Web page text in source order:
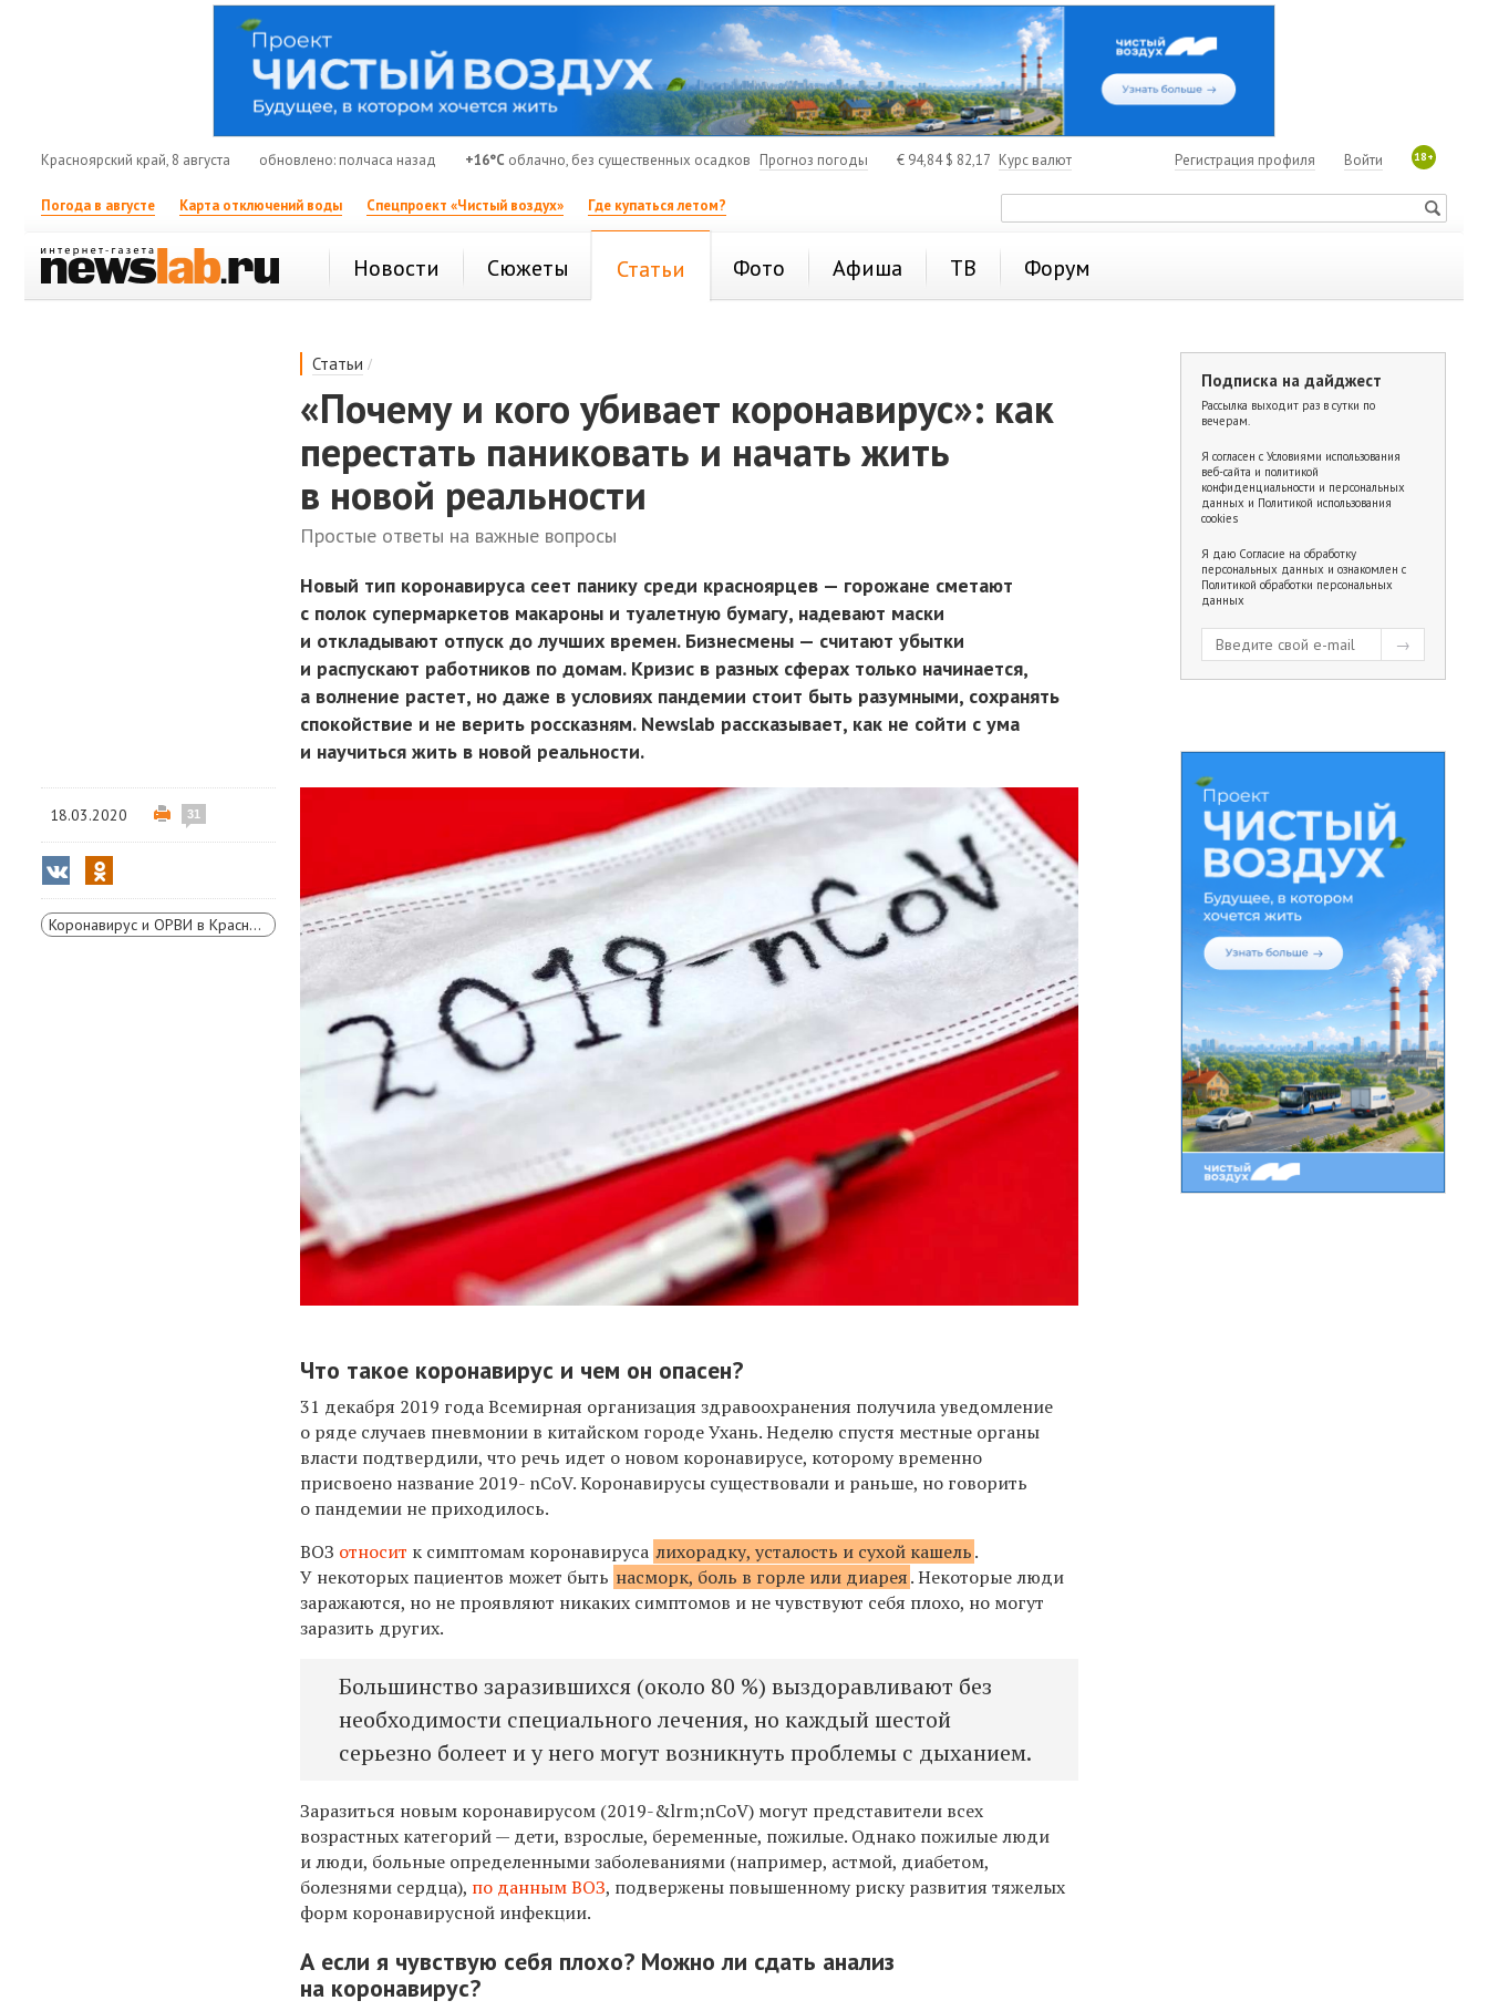
Красноярский край, 8 августа обновлено: полчаса назад +16°C облачно, без существенных осадков Прогноз погоды € 94,84$ 82,17 Курс валют 18+
Войти
Регистрация профиля
Погода в августе Карта отключений воды Спецпроект «Чистый воздух» Где купаться летом?
Новости Сюжеты Статьи Фото Афиша ТВ Форум
Статьи /
«Почему и кого убивает коронавирус»: как
перестать паниковать и начать жить
в новой реальности
Простые ответы на важные вопросы
Новый тип коронавируса сеет панику среди красноярцев — горожане сметают
с полок супермаркетов макароны и туалетную бумагу, надевают маски
и откладывают отпуск до лучших времен. Бизнесмены — считают убытки
и распускают работников по домам. Кризис в разных сферах только начинается,
а волнение растет, но даже в условиях пандемии стоит быть разумными, сохранять
спокойствие и не верить россказням. Newslab рассказывает, как не сойти с ума
и научиться жить в новой реальности.
18.03.2020 31
Коронавирус и ОРВИ в Красноярском крае
Что такое коронавирус и чем он опасен?
31 декабря 2019 годаВсемирная организация здравоохранения получила уведомление
о ряде случаев пневмонии в китайском городе Ухань. Неделю спустя местные органы
власти подтвердили, что речь идет о новом коронавирусе, которому временно
присвоено название 2019- nCoV. Коронавирусы существовали и раньше, но говорить
о пандемии не приходилось.
ВОЗ относит к симптомам коронавируса лихорадку, усталость и сухой кашель.
У некоторых пациентов может быть насморк, боль в горле или диарея. Некоторые люди
заражаются, но не проявляют никаких симптомов и не чувствуют себя плохо, но могут
заразить других.
Большинство заразившихся (около 80 %) выздоравливают без
необходимости специального лечения, но каждый шестой
серьезно болеет и у него могут возникнуть проблемы с дыханием.
Заразиться новым коронавирусом (2019-&lrm;nCoV) могут представители всех
возрастных категорий — дети, взрослые, беременные, пожилые. Однако пожилые люди
и люди, больные определенными заболеваниями (например, астмой, диабетом,
болезнями сердца), по данным ВОЗ, подвержены повышенному риску развития тяжелых
форм коронавирусной инфекции.
А если я чувствую себя плохо? Можно ли сдать анализ
на коронавирус?
Подписка на дайджест
Рассылка выходит раз в сутки по
вечерам.
Я согласен с Условиями использования
веб-сайта и политикой
конфиденциальности и персональных
данных и Политикой использования
cookies
Я даю Согласие на обработку
персональных данных и ознакомлен с
Политикой обработки персональных
данных